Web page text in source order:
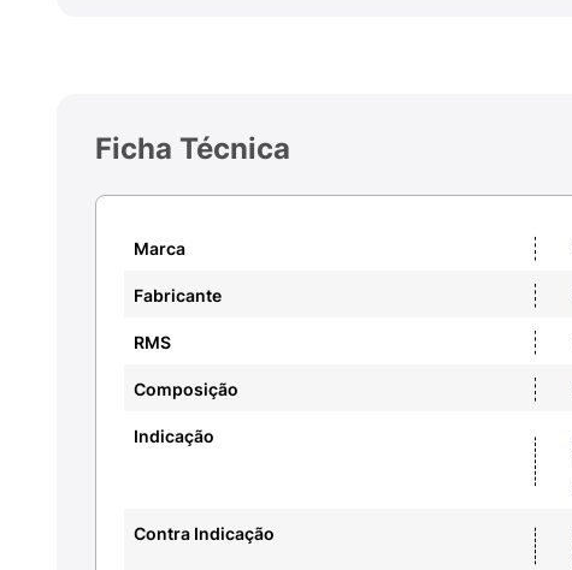
Ficha Técnica
Marca
Fabricante
RMS
Composição
Indicação
Contra Indicação